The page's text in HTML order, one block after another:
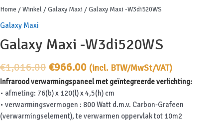
Home /Winkel/Galaxy Maxi / Galaxy Maxi -W3di520WS
Galaxy Maxi
Galaxy Maxi -W3di520WS
€1,016.00Oorspronkelijke
prijs
was:
€1,016.00.
€966.00Huidige
prijs
is:
€966.00.
(incl. BTW/MwSt/VAT)
Infrarood verwarmingspaneel met geïntegreerde verlichting:
• afmeting: 76(b) x 120(l) x 4,5(h) cm
• verwarmingsvermogen : 800 Watt d.m.v. Carbon-Grafeen
(verwarmingselement), te verwarmen oppervlak tot 10m2